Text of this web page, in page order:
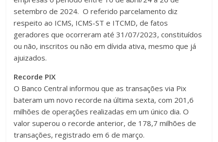
setembro de 2024. O referido parcelamento diz
respeito ao ICMS, ICMS-ST e ITCMD, de fatos
geradores que ocorreram até 31/07/2023, constituídos
ou não, inscritos ou não em dívida ativa, mesmo que já
ajuizados.
Recorde PIX
O Banco Central informou que as transações via Pix
bateram um novo recorde na última sexta, com 201,6
milhões de operações realizadas em um único dia. O
valor superou o recorde anterior, de 178,7 milhões de
transações, registrado em 6 de março.